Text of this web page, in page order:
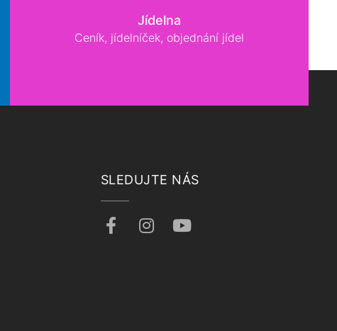
Jídelna
Ceník, jídelníček, objednání jídel
SLEDUJTE NÁS